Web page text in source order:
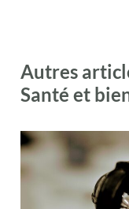
Autres
Santé et